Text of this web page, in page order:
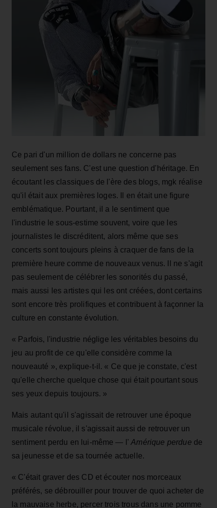
Ce pari d'un million de dollars ne concerne pas
seulement ses fans. C'est une question d'héritage. En
écoutant les classiques de l'ère des blogs, mgk réalise
qu'il était aux premières loges. Il en était une figure
emblématique. Pourtant, il a le sentiment que
l'industrie le sous-estime souvent, voire que les
journalistes le discréditent, alors même que ses
concerts sont toujours pleins à craquer de fans de la
première heure comme de nouveaux venus. Il ne s'agit
pas seulement de célébrer les sonorités du passé,
mais aussi les artistes qui les ont créées, dont certains
sont encore très prolifiques et contribuent à façonner la
culture en constante évolution.
« Parfois, l'industrie néglige les véritables besoins du
jeu au profit de ce qu'elle considère comme la
nouveauté », explique-t-il. « Ce que je constate, c'est
qu'elle cherche quelque chose qui était pourtant sous
ses yeux depuis toujours. »
Mais autant qu'il s'agissait de retrouver une époque
musicale révolue, il s'agissait aussi de retrouver un
sentiment perdu en lui-même — l'Amérique perdue de
sa jeunesse et de sa tournée actuelle.
« C'était graver des CD et écouter nos morceaux
préférés, se débrouiller pour trouver de quoi acheter de
la mauvaise herbe, percer trois trous dans une pomme